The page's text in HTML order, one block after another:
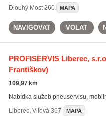
Dlouhý Most260 MAPA
NAVIGOVAT VOLAT
PROFISERVIS Liberec,
Františkov)
109,97 km
Nabídka služeb pneuservisu,
Liberec, Vilová 367 MAPA